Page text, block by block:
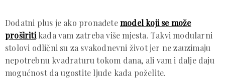
Dodatni plus je ako pronađetemodel koji se može
proširitikada vam zatreba više mjesta. Takvi modularni
stolovi odlični su za svakodnevni život jer ne zauzimaju
nepotrebnu kvadraturu tokom dana, ali vam i dalje daju
mogućnost da ugostite ljude kada poželite.